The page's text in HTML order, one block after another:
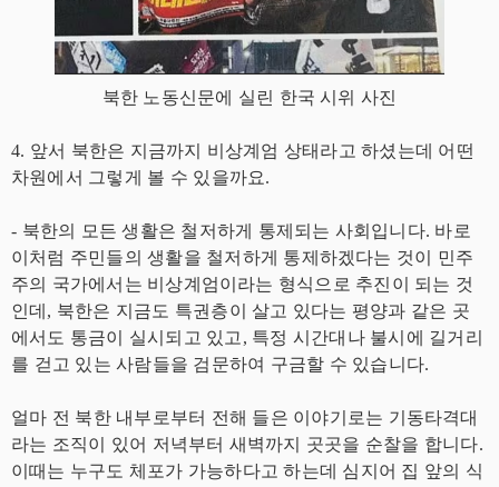
북한 노동신문에 실린 한국 시위 사진
4. 앞서 북한은 지금까지 비상계엄 상태라고 하셨는데 어떤
차원에서 그렇게 볼 수 있을까요.
- 북한의 모든 생활은 철저하게 통제되는 사회입니다. 바로
이처럼 주민들의 생활을 철저하게 통제하겠다는 것이 민주
주의 국가에서는 비상계엄이라는 형식으로 추진이 되는 것
인데, 북한은 지금도 특권층이 살고 있다는 평양과 같은 곳
에서도 통금이 실시되고 있고, 특정 시간대나 불시에 길거리
를 걷고 있는 사람들을 검문하여 구금할 수 있습니다.
얼마 전 북한 내부로부터 전해 들은 이야기로는 기동타격대
라는 조직이 있어 저녁부터 새벽까지 곳곳을 순찰을 합니다.
이때는 누구도 체포가 가능하다고 하는데 심지어 집 앞의 식